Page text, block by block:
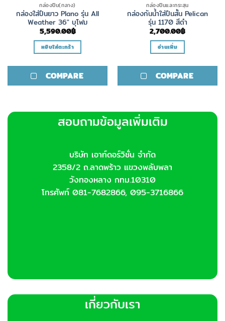
กล่องปืน(กลาง)
กล่องใส่ปืนยาว Plano รุ่น All
Weather 36″ บุโฟม
5,590.00฿
หยิบใส่ตะกร้า
COMPARE
กล่องปืนและกระสุน
กล่องกันน้ำใส่ปืนสั้น Pelican
รุ่น 1170 สีดำ
2,700.00฿
อ่านเพิ่ม
COMPARE
สอบถามข้อมูลเพิ่มเติม
บริษัท เอาท์ดอร์วิชั่น จำกัด
2358/2 ถ.ลาดพร้าว แขวงพลับพลา
วังทองหลาง กทม.10310
โทรศัพท์ 081-7682866, 095-3716866
เกี่ยวกับเรา